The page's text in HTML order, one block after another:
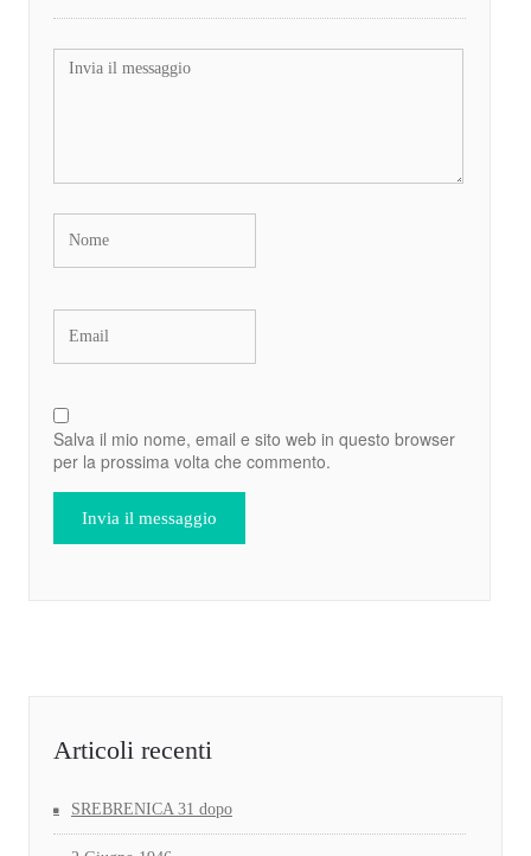
Salva il mio nome, email e sito web in questo browser
per la prossima volta che commento.
Articoli recenti
SREBRENICA 31 dopo